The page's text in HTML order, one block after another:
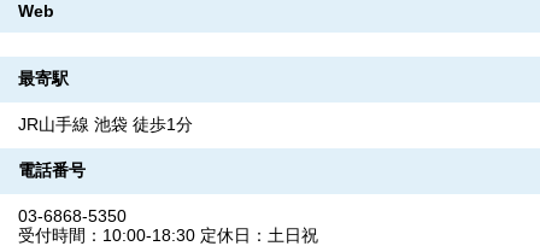
Web
最寄駅
JR山手線 池袋 徒歩1分
電話番号
03-6868-5350
受付時間：10:00-18:30 定休日：土日祝